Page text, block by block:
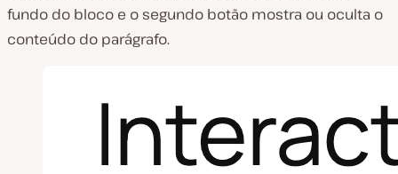
fundo do bloco e o segundo botão mostra ou oculta o
conteúdo do parágrafo.